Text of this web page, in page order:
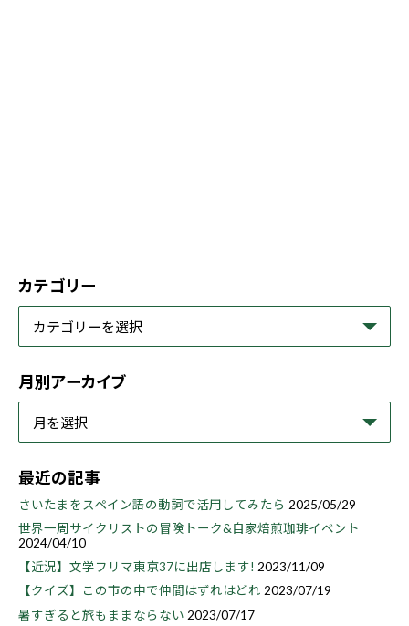
カテゴリー
月別アーカイブ
最近の記事
さいたまをスペイン語の動詞で活用してみたら 2025/05/29
世界一周サイクリストの冒険トーク&自家焙煎珈琲イベント
2024/04/10
【近況】文学フリマ東京37に出店します! 2023/11/09
【クイズ】この市の中で仲間はずれはどれ 2023/07/19
暑すぎると旅もままならない 2023/07/17